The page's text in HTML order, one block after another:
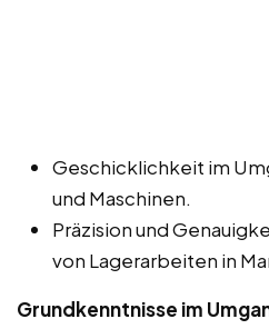
Geschicklichkeit im
und Maschinen.
Präzision und
von Lagerarbeiten in
Grundkenntnisse im